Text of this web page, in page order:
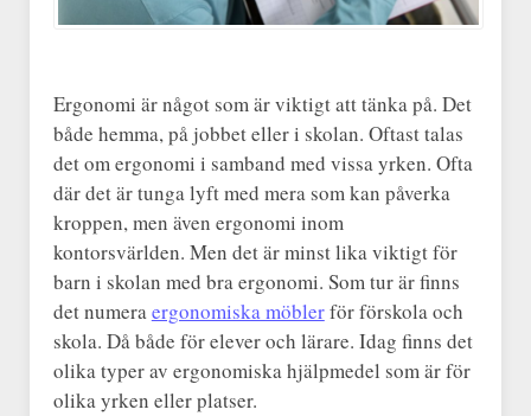
Ergonomi är något som är viktigt att tänka på. Det
både hemma, på jobbet eller i skolan. Oftast talas
det om ergonomi i samband med vissa yrken. Ofta
där det är tunga lyft med mera som kan påverka
kroppen, men även ergonomi inom
kontorsvärlden. Men det är minst lika viktigt för
barn i skolan med bra ergonomi. Som tur är finns
det numeraergonomiska möblerför förskola och
skola. Då både för elever och lärare. Idag finns det
olika typer av ergonomiska hjälpmedel som är för
olika yrken eller platser.